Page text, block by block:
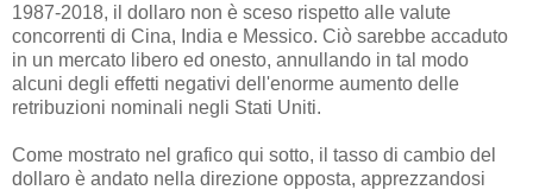
1987-2018, il dollaro non è sceso rispetto alle valute
concorrenti di Cina, India e Messico. Ciò sarebbe accaduto
in un mercato libero ed onesto, annullando in tal modo
alcuni degli effetti negativi dell'enorme aumento delle
retribuzioni nominali negli Stati Uniti.
Come mostrato nel grafico qui sotto, il tasso di cambio del
dollaro è andato nella direzione opposta, apprezzandosi